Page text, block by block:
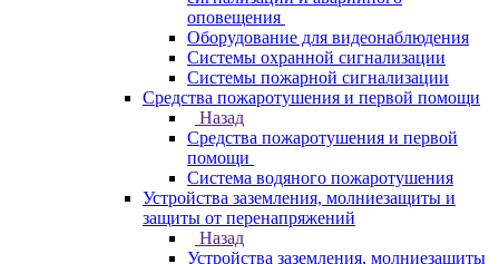
оповещения
Оборудование для видеонаблюдения
Системы охранной сигнализации
Системы пожарной сигнализации
Средства пожаротушения и первой помощи
Назад
Средства пожаротушения и первой
помощи
Система водяного пожаротушения
Устройства заземления, молниезащиты и
защиты от перенапряжений
Назад
Устройства заземления, молниезащиты